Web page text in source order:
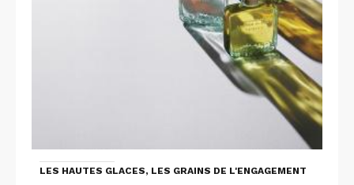
LES HAUTES GLACES, LES GRAINS DE L'ENGAGEMENT